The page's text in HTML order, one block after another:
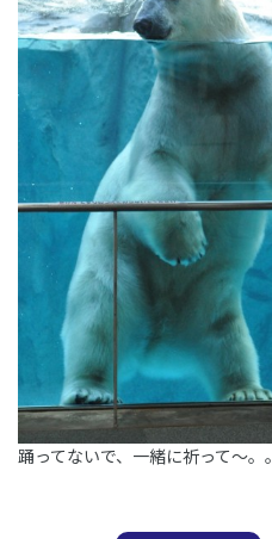
踊ってないで、一緒に祈って～。。